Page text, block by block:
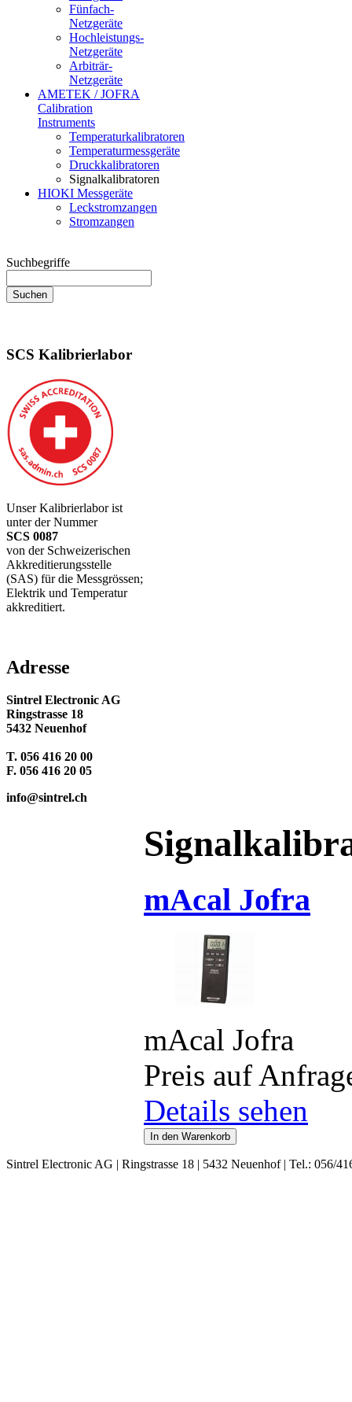
Fünfach-
Netzgeräte
Hochleistungs-
Netzgeräte
Arbiträr-
Netzgeräte
AMETEK / JOFRA
Calibration
Instruments
Temperaturkalibratoren
Temperaturmessgeräte
Druckkalibratoren
Signalkalibratoren
HIOKI Messgeräte
Leckstromzangen
Stromzangen
Suchbegriffe
SCS Kalibrierlabor
Unser Kalibrierlabor ist
unter der Nummer
SCS 0087
von der Schweizerischen
Akkreditierungsstelle
(SAS) für die Messgrössen;
Elektrik und Temperatur
akkreditiert.
Adresse
Sintrel Electronic AG
Ringstrasse 18
5432 Neuenhof
T. 056 416 20 00
F. 056 416 20 05
info@sintrel.ch
mAcal Jofra
mAcal Jofra
Preis auf
Details sehen
Sintrel Electronic AG | Ringstrasse 18 | 5432 Neuenhof | Tel.: 056/